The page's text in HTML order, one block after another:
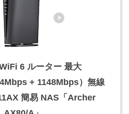
6 ルーター 最大
+ 1148Mbps）無線
簡易 NAS「Archer